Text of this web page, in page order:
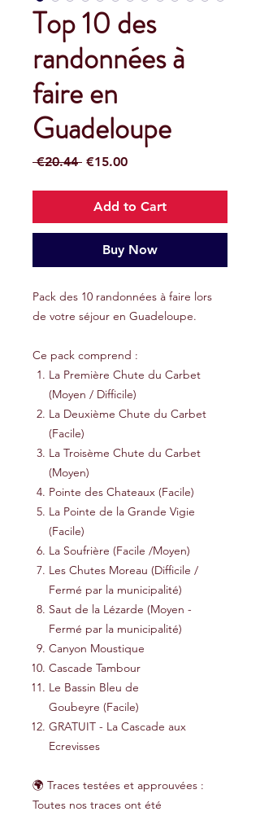
Top 10 des
randonnées à
faire en
Guadeloupe
€20.44 Regular
€15.00Sale
Add to Cart
Buy Now
Pack des 10 randonnées à faire lors
de votre séjour en Guadeloupe.
Ce pack comprend :
La Première Chute du Carbet
(Moyen / Difficile)
La Deuxième Chute du Carbet
(Facile)
La Troisème Chute du Carbet
(Moyen)
Pointe des Chateaux (Facile)
La Pointe de la Grande Vigie
(Facile)
La Soufrière (Facile /Moyen)
Les Chutes Moreau (Difficile /
Fermé par la municipalité)
Saut de la Lézarde (Moyen -
Fermé par la municipalité)
Canyon Moustique
Cascade Tambour
Le Bassin Bleu de
Goubeyre (Facile)
GRATUIT - La Cascade aux
Ecrevisses
🌍 Traces testées et approuvées :
Toutes nos traces ont été